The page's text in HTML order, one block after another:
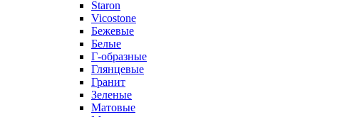
Staron
Vicostone
Бежевые
Белые
Г-образные
Глянцевые
Гранит
Зеленые
Матовые